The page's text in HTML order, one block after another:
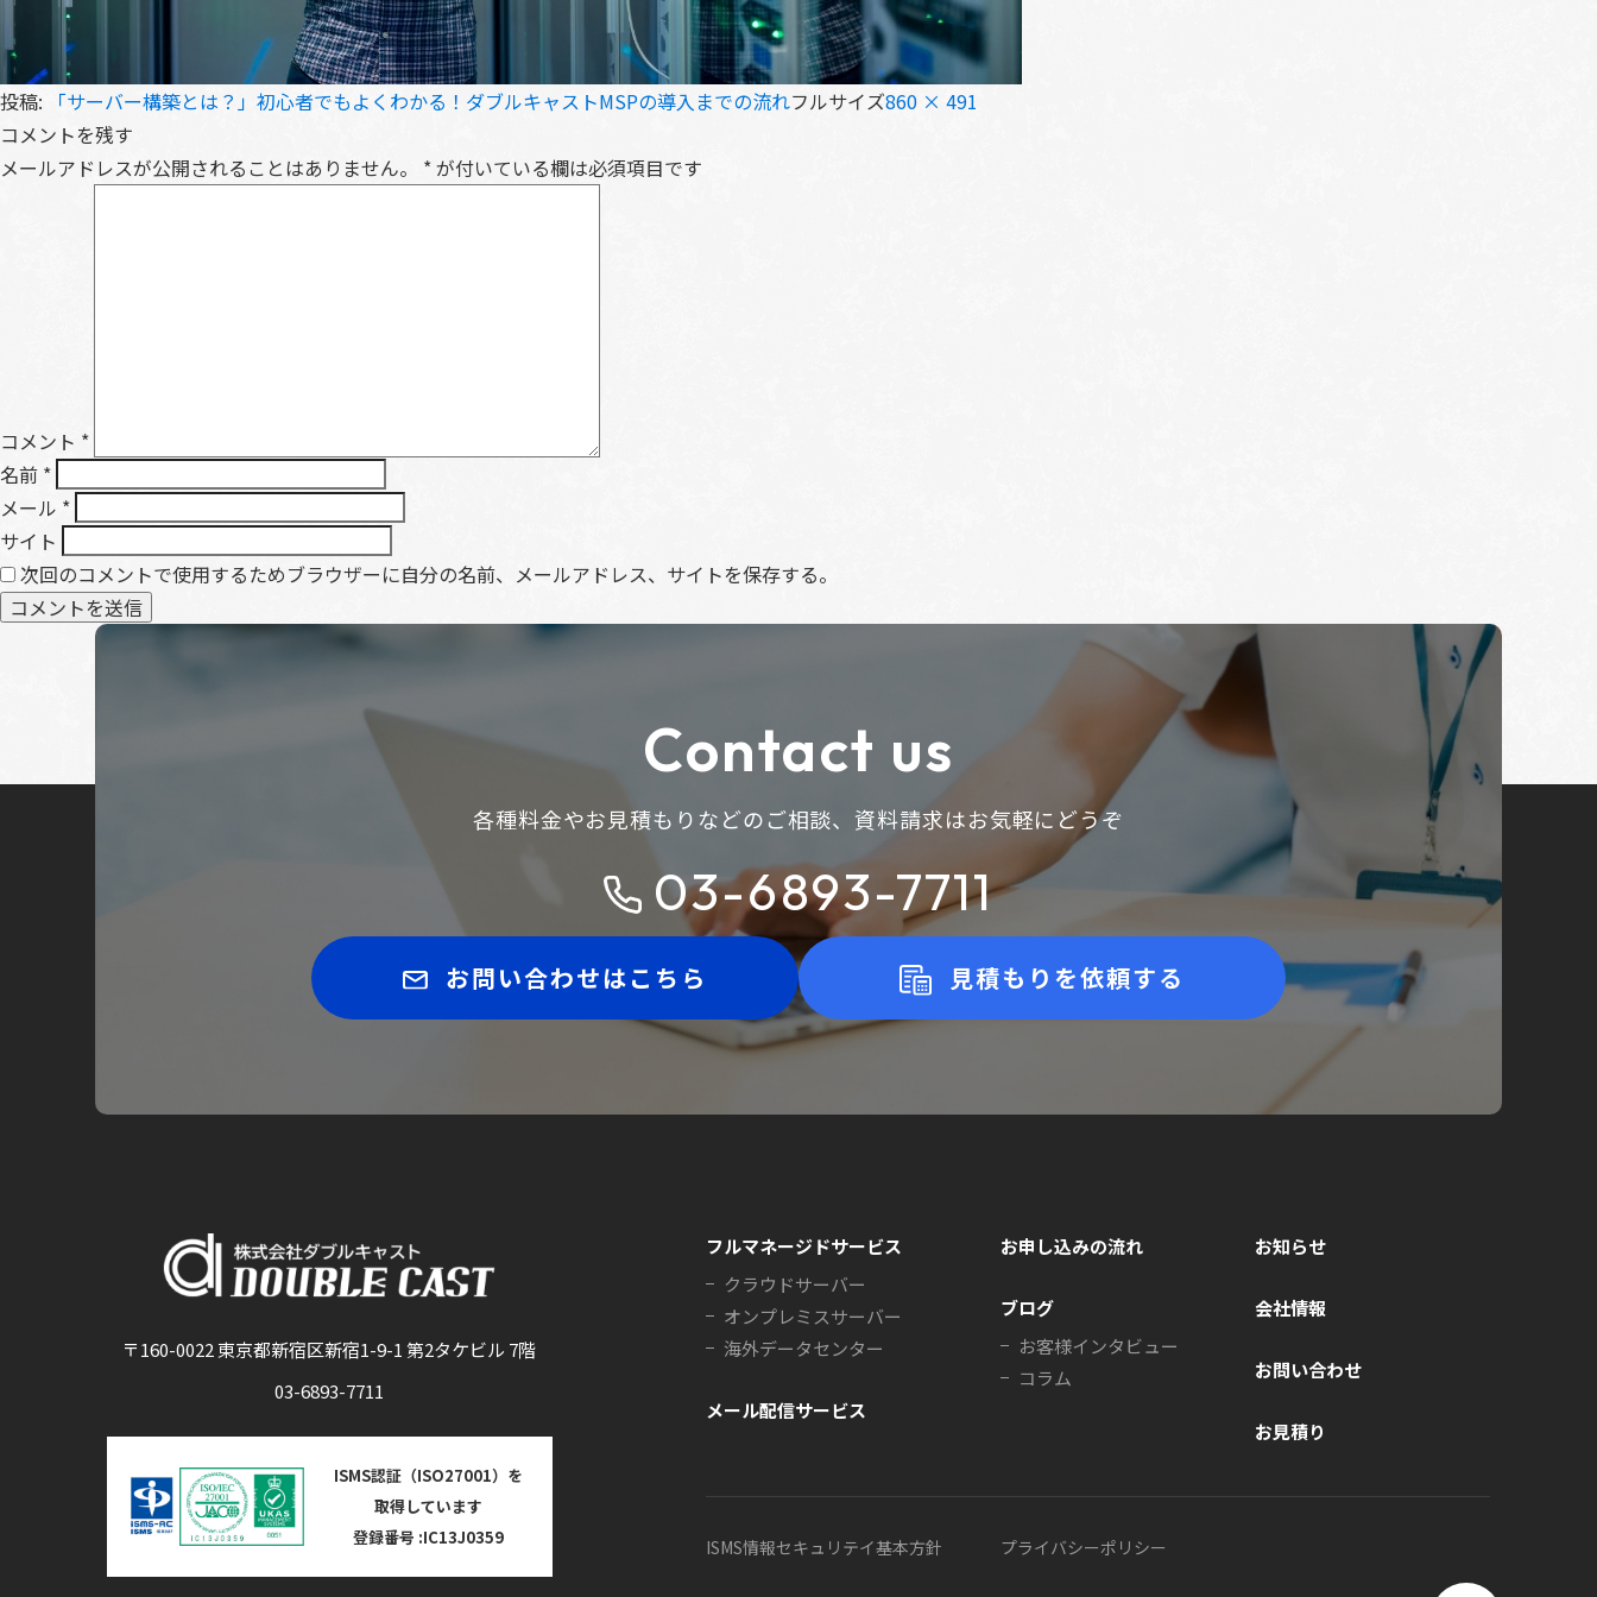
投稿: 「サーバー構築とは？」初心者でもよくわかる！ダブルキャストMSPの導入までの流れフルサイズ860 × 491
コメントを残す
メールアドレスが公開されることはありません。
*が付いている欄は必須項目です
コメント *
名前 *
メール *
サイト
次回のコメントで使用するためブラウザーに自分の名前、メールアドレス、サイトを保存する。
Contact us
各種料金やお見積もりなどのご相談、 資料請求はお気軽にどうぞ
03-6893-7711
お問い合わせはこちら 見積もりを依頼する
〒160-0022 東京都新宿区新宿1-9-1 第2タケビル 7階
03-6893-7711
ISMS認証（ISO27001）を
取得しています
登録番号 :IC13J0359
フルマネージドサービス
クラウドサーバー
オンプレミスサーバー
海外データセンター
メール配信サービス
お申し込みの流れ
ブログ
お客様インタビュー
コラム
お知らせ
会社情報
お問い合わせ
お見積り
ISMS情報セキュリテイ基本方針 プライバシーポリシー